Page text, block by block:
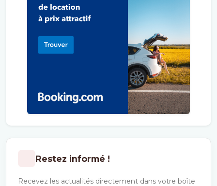
Restez informé !
Recevez les actualités directement dans votre boîte